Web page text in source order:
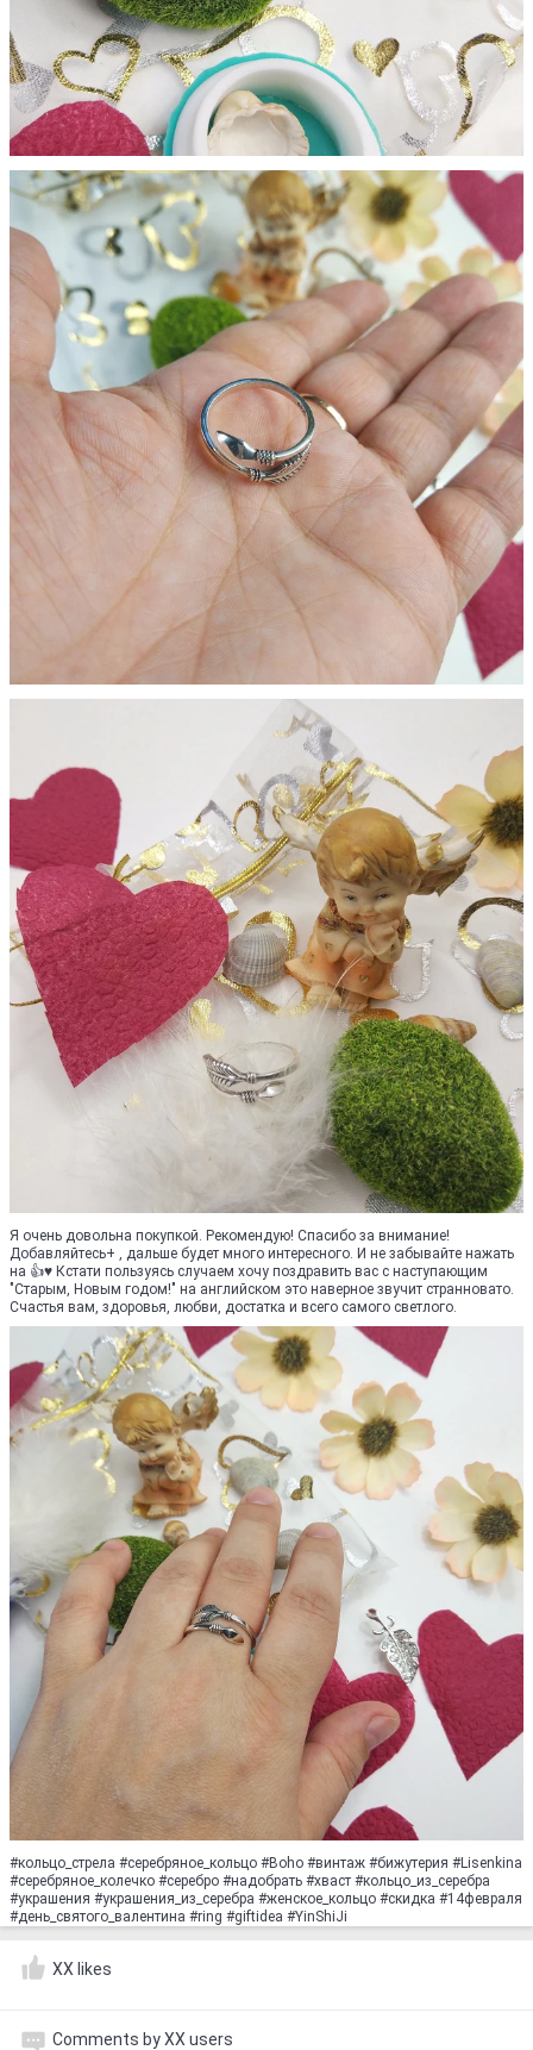
Я очень довольна покупкой. Рекомендую! Спасибо за внимание!
Добавляйтесь+ , дальше будет много интересного. И не забывайте нажать
на 👍♥ Кстати пользуясь случаем хочу поздравить вас с наступающим
"Старым, Новым годом!" на английском это наверное звучит странновато.
Счастья вам, здоровья, любви, достатка и всего самого светлого.
#кольцо_стрела #серебряное_кольцо #Boho #винтаж #бижутерия #Lisenkina
#серебряное_колечко #серебро #надобрать #хваст #кольцо_из_серебра
#украшения #украшения_из_серебра #женское_кольцо #скидка #14февраля
#день_святого_валентина #ring #giftidea #YinShiJi
XX likes
Comments by XX users